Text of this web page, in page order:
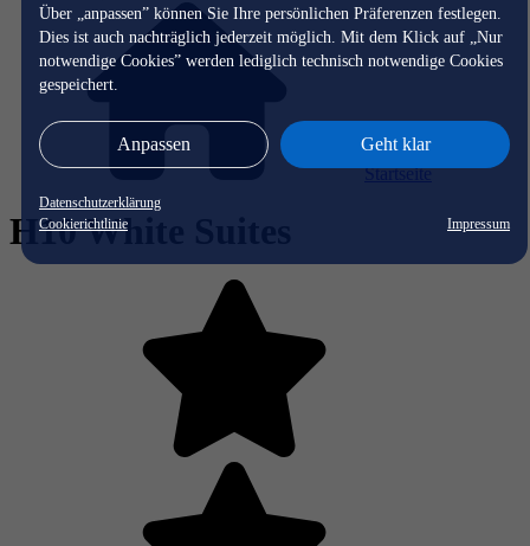
Über „anpassen” können Sie Ihre persönlichen Präferenzen festlegen.
Dies ist auch nachträglich jederzeit möglich. Mit dem Klick auf „Nur
notwendige Cookies” werden lediglich technisch notwendige Cookies
gespeichert.
Anpassen Geht klar
Datenschutzerklärung
Cookierichtlinie
Impressum
Startseite
H10 White Suites